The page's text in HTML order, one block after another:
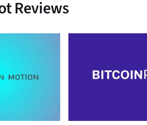
Reviews